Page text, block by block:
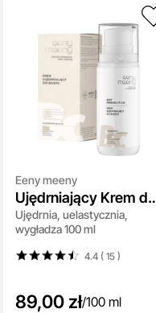
Eeny meeny
Ujędrniający Krem do
Biustu
Ujędrnia, uelastycznia,
wygładza 100 ml
4.4 ( 15)
89,00 zł/100 ml